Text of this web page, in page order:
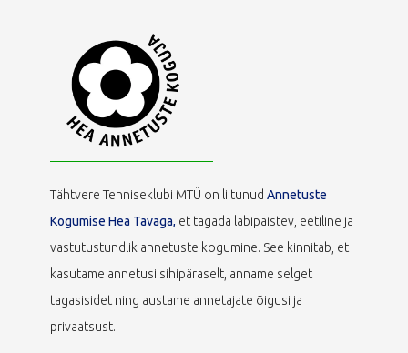
Tähtvere Tenniseklubi MTÜ on liitunud Annetuste
Kogumise Hea Tavaga, et tagada läbipaistev, eetiline ja
vastutustundlik annetuste kogumine. See kinnitab, et
kasutame annetusi sihipäraselt, anname selget
tagasisidet ning austame annetajate õigusi ja
privaatsust.